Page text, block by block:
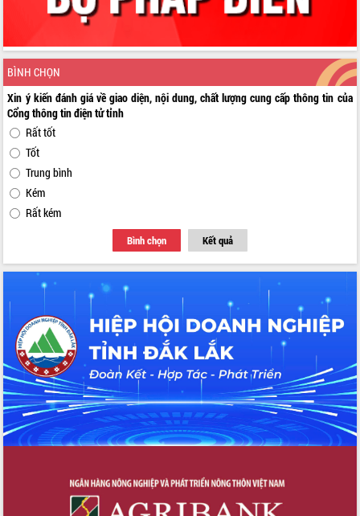
BÌNH CHỌN
Xin ý kiến đánh giá về giao diện, nội dung, chất lượng cung cấp thông tin của
Cổng thông tin điện tử tỉnh
Rất tốt
Tốt
Trung bình
Kém
Rất kém
Bình chọn Kết quả